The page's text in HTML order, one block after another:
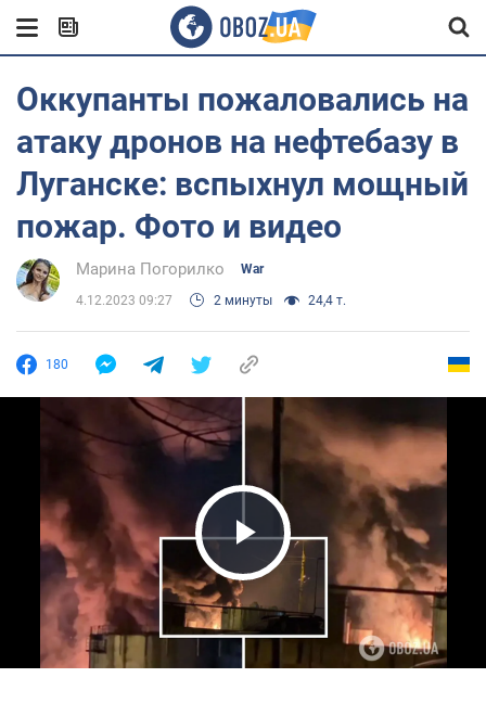
Оккупанты пожаловались на
атаку дронов на нефтебазу в
Луганске: вспыхнул мощный
пожар. Фото и видео
Марина Погорилко War
4.12.2023 09:27 2 минуты 24,4 т.
180
Play Video